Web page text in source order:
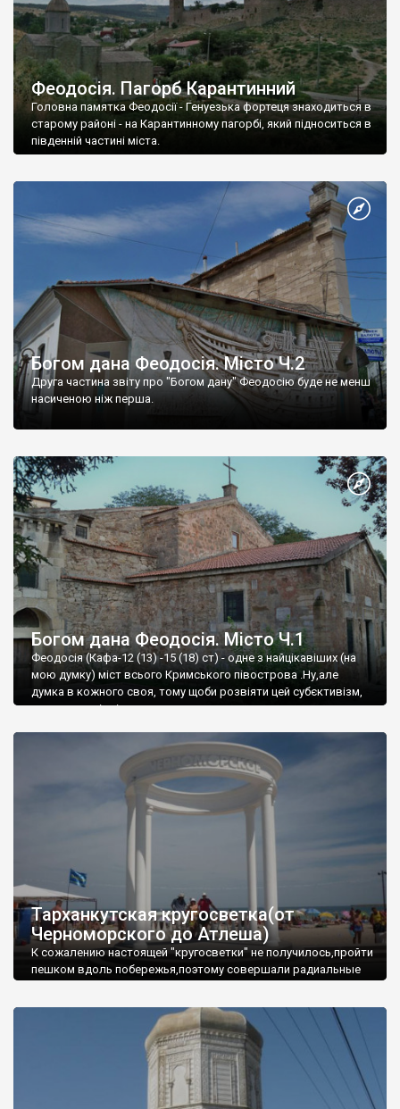
Феодосія. Пагорб Карантинний
Головна памятка Феодосії - Генуезька фортеця знаходиться в
старому районі - на Карантинному пагорбі, який підноситься в
південній частині міста.
Богом дана Феодосія. Місто Ч.2
Друга частина звіту про "Богом дану" Феодосію буде не менш
насиченою ніж перша.
Богом дана Феодосія. Місто Ч.1
Феодосія (Кафа-12 (13) -15 (18) ст) - одне з найцікавіших (на
мою думку) міст всього Кримського півострова .Ну,але
думка в кожного своя, тому щоби розвіяти цей субєктивізм,
запрошую відвідати це
Тарханкутская кругосветка(от
Черноморского до Атлеша)
К сожалению настоящей "кругосветки" не получилось,пройти
пешком вдоль побережья,поэтому совершали радиальные